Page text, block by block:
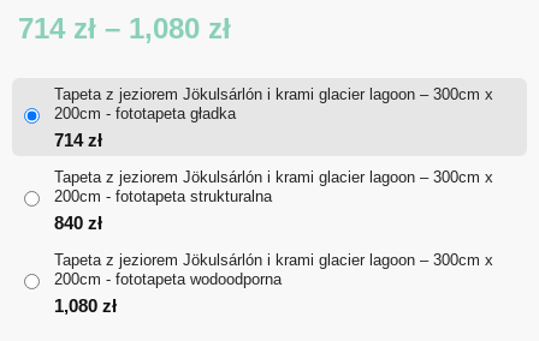
714 zł – 1,080 złZakres
od
714 zł
do
1,080 zł
Tapeta z jeziorem Jökulsárlón i krami glacier lagoon – 300cm x
200cm - fototapeta gładka
714zł
Tapeta z jeziorem Jökulsárlón i krami glacier lagoon – 300cm x
200cm - fototapeta strukturalna
840 zł
Tapeta z jeziorem Jökulsárlón i krami glacier lagoon – 300cm x
200cm - fototapeta wodoodporna
1,080 zł